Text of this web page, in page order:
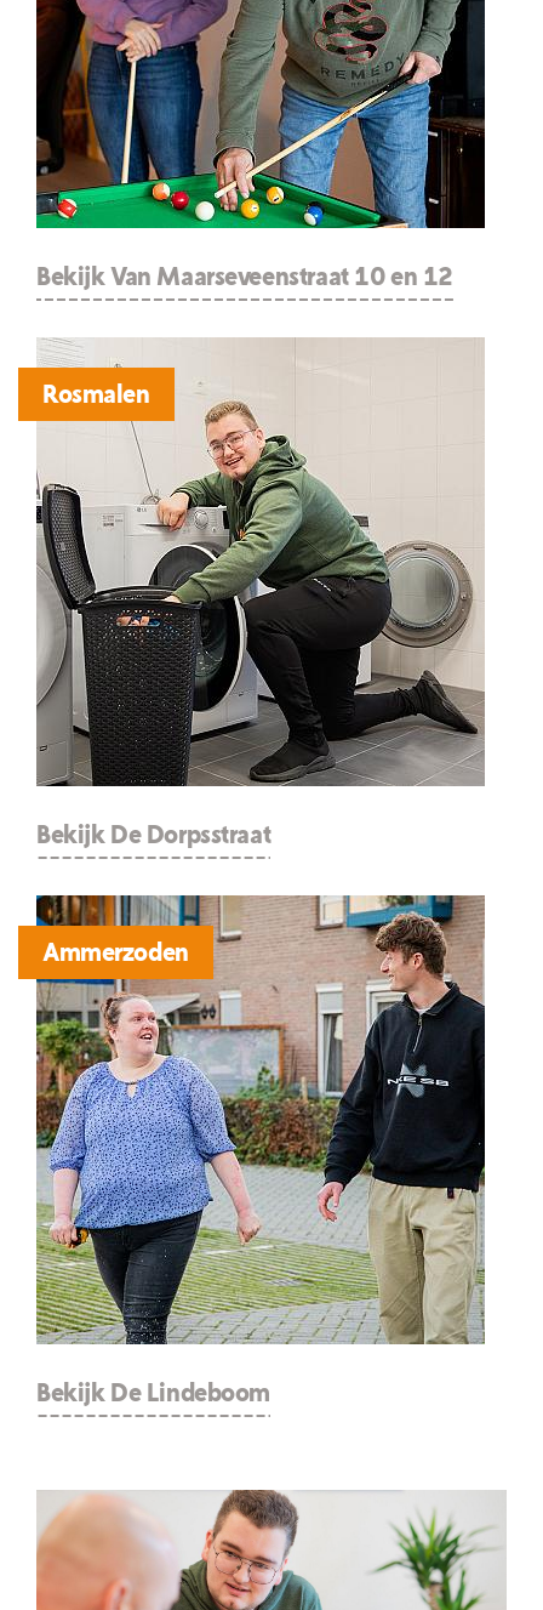
Bekijk Van Maarseveenstraat 10 en 12
Rosmalen
Bekijk De Dorpsstraat
Ammerzoden
Bekijk De Lindeboom